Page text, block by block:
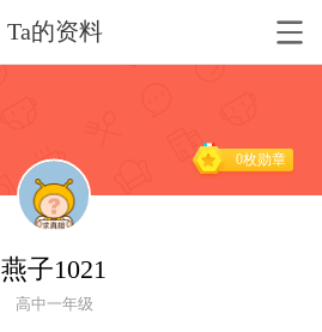
Ta的资料
0枚勋章
燕子1021
高中一年级